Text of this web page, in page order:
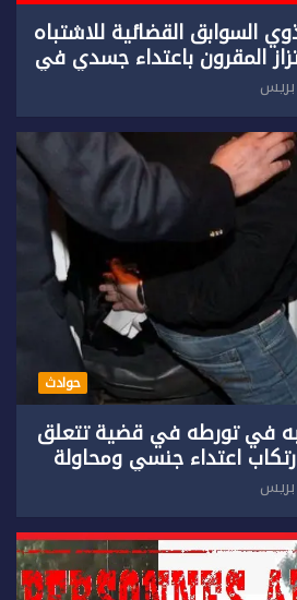
القضائية للاشتباه
المقرون باعتداء جسدي في
بريس
حوادث
في تورطه في قضية تتعلق
اعتداء جنسي ومحاولة
بريس